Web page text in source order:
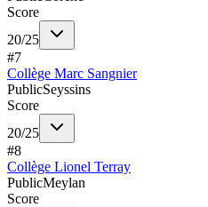
Score
20/25
#7
Collège Marc Sangnier
PublicSeyssins
Score
20/25
#8
Collège Lionel Terray
PublicMeylan
Score